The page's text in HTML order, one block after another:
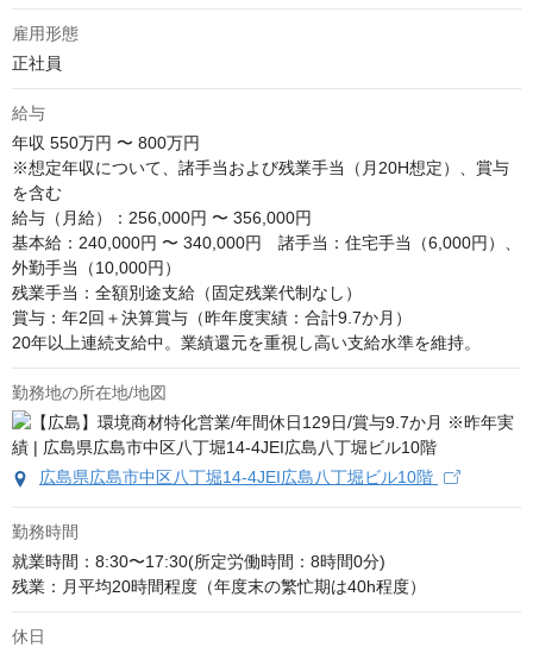
雇用形態
正社員
給与
年収 550万円 〜 800万円
※想定年収について、諸手当および残業手当（月20H想定）、賞与
を含む
給与（月給）：256,000円 〜 356,000円
基本給：240,000円 〜 340,000円　諸手当：住宅手当（6,000円）、
外勤手当（10,000円）
残業手当：全額別途支給（固定残業代制なし）
賞与：年2回＋決算賞与（昨年度実績：合計9.7か月）
20年以上連続支給中。業績還元を重視し高い支給水準を維持。
勤務地の所在地/地図
広島県広島市中区八丁堀14-4JEI広島八丁堀ビル10階
勤務時間
就業時間：8:30〜17:30(所定労働時間：8時間0分)
残業：月平均20時間程度（年度末の繁忙期は40h程度）
休日